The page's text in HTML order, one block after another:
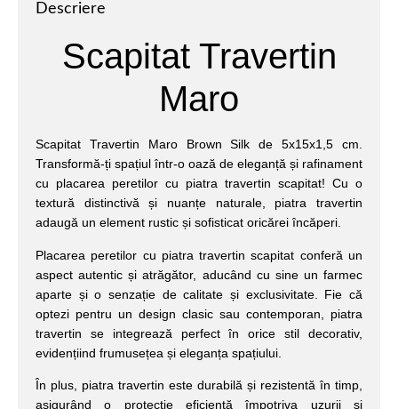
Descriere
Scapitat Travertin
Maro
Scapitat Travertin Maro Brown Silk de 5x15x1,5 cm.
Transformă-ți spațiul într-o oază de eleganță și rafinament
cu placarea peretilor cu piatra travertin scapitat! Cu o
textură distinctivă și nuanțe naturale, piatra travertin
adaugă un element rustic și sofisticat oricărei încăperi.
Placarea peretilor cu piatra travertin scapitat conferă un
aspect autentic și atrăgător, aducând cu sine un farmec
aparte și o senzație de calitate și exclusivitate. Fie că
optezi pentru un design clasic sau contemporan, piatra
travertin se integrează perfect în orice stil decorativ,
evidențiind frumusețea și eleganța spațiului.
În plus, piatra travertin este durabilă și rezistentă în timp,
asigurând o protecție eficientă împotriva uzurii și